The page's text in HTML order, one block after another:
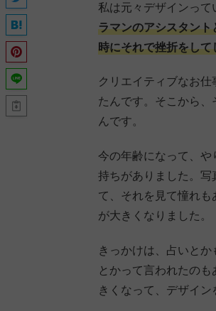
私は元々デザインっ
ラマンのアシスタント
時にそれで挫折をして
クリエイティブなお
たんです。そこから、
んです。
今の年齢になって、や
持ちがありました。写
て、それを見て憧れも
が大きくなりました。
きっかけは、占いと
とかって言われたの
きくなって、デザイン